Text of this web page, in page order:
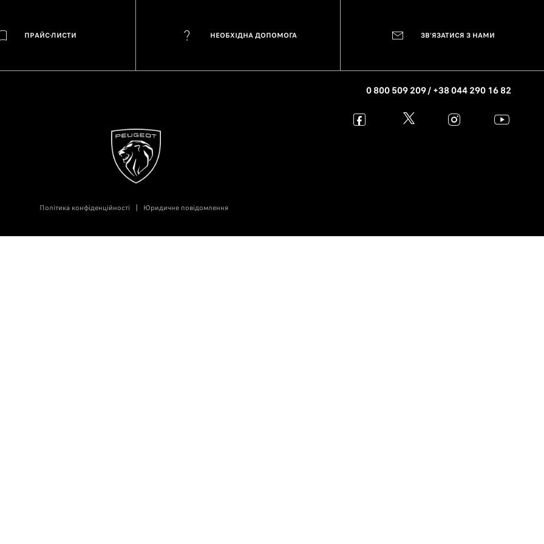
ПРАЙС-ЛИСТИ НЕОБХІДНА ДОПОМОГА ЗВ'ЯЗАТИСЯ З НАМИ
0 800 509 209 / +38 044 290 16 82
Політика конфіденційності Юридичне повідомлення